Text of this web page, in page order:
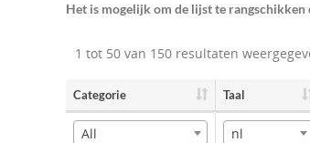
Het is mogelijk om de lijst te
1 tot 50 van 150 resultaten
Categorie Taal
All nl